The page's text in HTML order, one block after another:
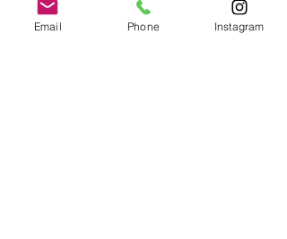
Email Phone Instagram